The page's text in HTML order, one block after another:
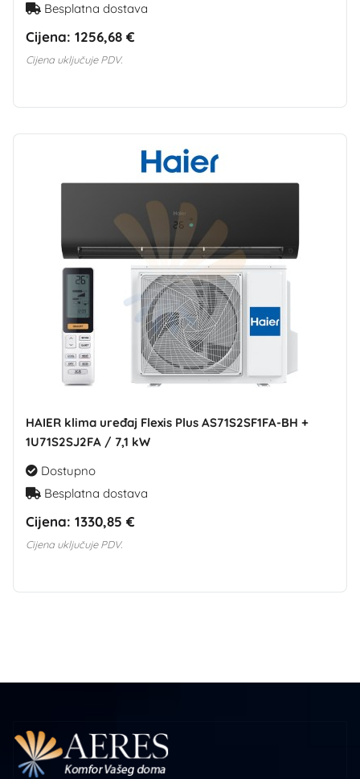
Besplatna dostava
Cijena: 1256,68 €
Cijena uključuje PDV.
HAIER klima uređaj Flexis Plus AS71S2SF1FA-BH +
1U71S2SJ2FA / 7,1 kW
Dostupno
Besplatna dostava
Cijena: 1330,85 €
Cijena uključuje PDV.